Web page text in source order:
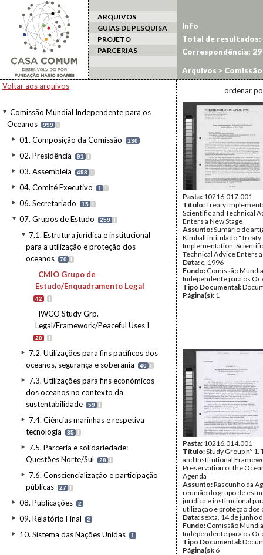
ARQUIVOS
GUIAS DE PESQUISA
PROJETO
PARCERIAS
Voltar aos arquivos
Comissão Mundial Independente para os
Oceanos
999 I
01. Composição da Comissão 130
02. Presidência 91 I
03. Assembleia 498 I
04. Comité Executivo 1 I
06. Secretariado 15 I
07. Grupos de Estudo 259 I
7.1. Estrutura jurídica e institucional
para a utilização e proteção dos
oceanos
70 I
CMIO Grupo de
Estudo/Enquadramento Legal
42 I
IWCO Study Grp.
Legal/Framework/Peaceful Uses I
28 I
7.2. Utilizações para fins pacíficos dos
oceanos, segurança e soberania
40 I
7.3. Utilizações para fins económicos
dos oceanos no contexto da
sustentabilidade
59 I
7.4. Ciências marinhas e respetiva
tecnologia
35 I
7.5. Parceria e solidariedade:
Questões Norte/Sul
28 I
7.6. Consciencialização e participação
públicas
27 I
08. Publicações 2
09. Relatório Final 2
10. Sistema das Nações Unidas 1
Info
Total de resultados:
Correspondência: 29
Arquivos >
jurídica e
Estudo/
ordenar
Pasta: 10216.017.001
Título:Treaty
Scientific and Technical
Enters a New Stage
Assunto:Sumário de
Kimball intitulado "Treaty
Implementation;
Technical Advice Enters a
Data: c. 1996
Fundo: Comissão
Independente para os
Tipo Documental:
Página(s): 1
Pasta: 10216.014.001
Título:Study Group nº 1.
and Institutional
Preservation of the
Agenda
Assunto:Rascunho da
reunião do grupo de
jurídica e institucional
utilização e proteção dos
Data: sexta, 14 de junho
Fundo: Comissão
Independente para os
Tipo Documental:
Página(s): 6